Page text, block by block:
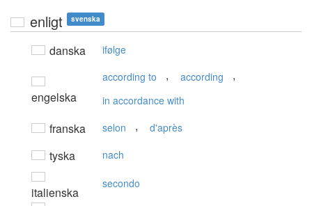
enligt svenska
danska ifølge
engelska
according to , according ,
in accordance with
franska selon , d'après
tyska nach
italienska
secondo